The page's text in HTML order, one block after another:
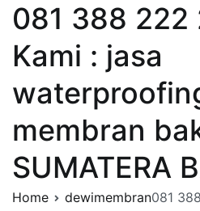
081 388 222
Kami : jasa
membran
SUMATERA
Home
dewimembran081